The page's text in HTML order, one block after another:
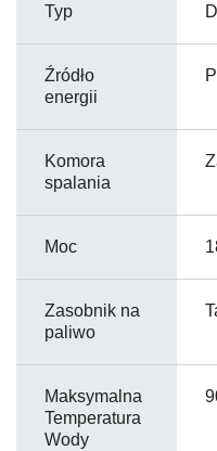
Typ
Źródło
energii
Komora
spalania
Moc
Zasobnik na
paliwo
Maksymalna
Temperatura
Wody